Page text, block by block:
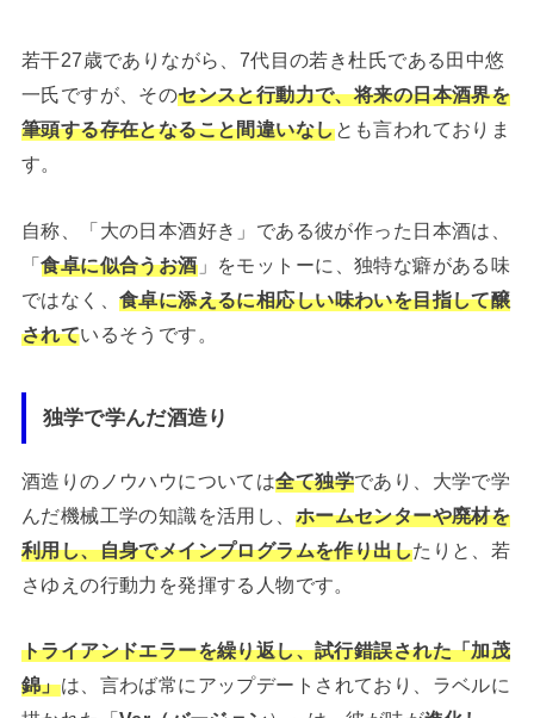
若干27歳でありながら、7代目の若き杜氏である田中悠
一氏ですが、そのセンスと行動力で、将来の日本酒界を
筆頭する存在となること間違いなしとも言われておりま
す。
自称、「大の日本酒好き」である彼が作った日本酒は、
「食卓に似合うお酒」をモットーに、独特な癖がある味
ではなく、 食卓に添えるに相応しい味わいを目指して醸
されているそうです。
独学で学んだ酒造り
酒造りのノウハウについては全て独学であり、大学で学
んだ機械工学の知識を活用し、 ホームセンターや廃材を
利用し、自身でメインプログラムを作り出したりと、若
さゆえの行動力を発揮する人物です。
トライアンドエラーを繰り返し、試行錯誤された「加茂
錦」は、言わば常にアップデートされており、ラベルに